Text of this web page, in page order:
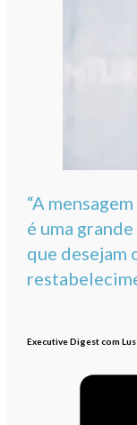
“A
é uma
que desejam
Executive Digest com